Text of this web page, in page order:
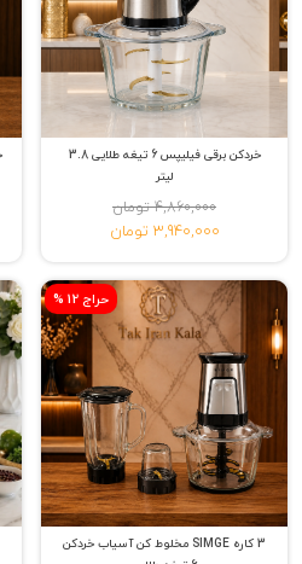
خردکن برقی فیلیپس 6 تیغه طلایی 3.8
لیتر
4,860,000 تومان
3,940,000 تومان
% حراج 12
3 کاره SIMGE مخلوط کن آسیاب خردکن